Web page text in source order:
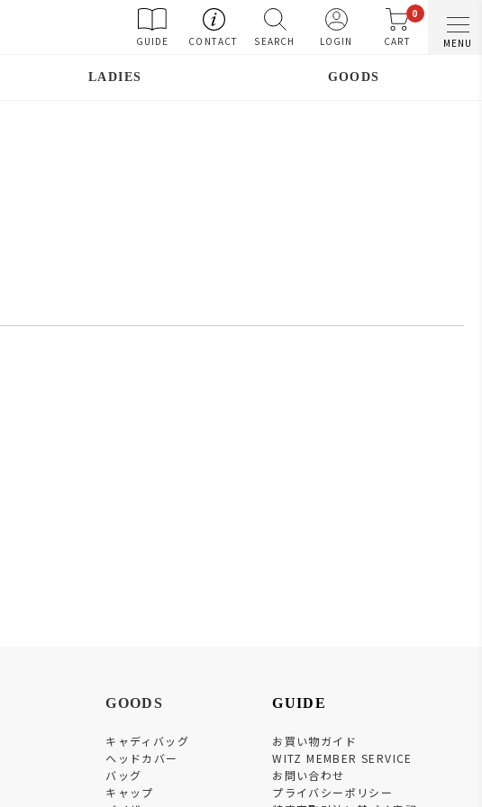
GUIDE CONTACT SEARCH LOGIN
0
CART MENU
LADIES GOODS
GOODS
キャディバッグ
ヘッドカバー
バッグ
キャップ
GUIDE
お買い物ガイド
WITZ MEMBER SERVICE
お問い合わせ
プライバシーポリシー